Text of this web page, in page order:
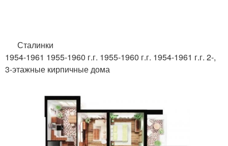
Сталинки
1954-1961 1955-1960 г.г. 1955-1960 г.г. 1954-1961 г.г. 2-,
3-этажные кирпичные дома